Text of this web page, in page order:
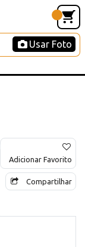
Usar Foto
Adicionar Favorito
Compartilhar